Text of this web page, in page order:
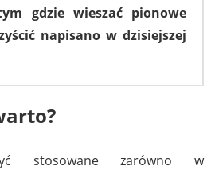
gdzie wieszać pionowe
napisano w dzisiejszej
stosowane zarówno w